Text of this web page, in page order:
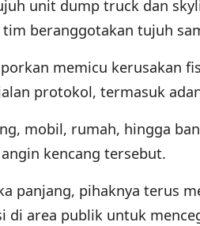
unit dump truck dan
beranggotakan tujuh
memicu kerusakan
protokol, termasuk
mobil, rumah, hingga
kencang tersebut.
panjang, pihaknya terus
di area publik untuk